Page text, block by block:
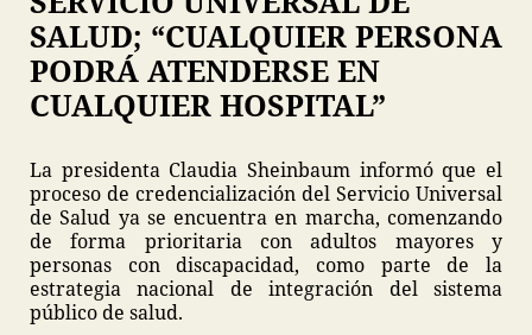
SALUD; “CUALQUIER PERSONA
PODRÁ ATENDERSE EN
CUALQUIER HOSPITAL”
La presidenta Claudia Sheinbaum informó que el
proceso de credencialización del Servicio Universal
de Salud ya se encuentra en marcha, comenzando
de forma prioritaria con adultos mayores y
personas con discapacidad, como parte de la
estrategia nacional de integración del sistema
público de salud.